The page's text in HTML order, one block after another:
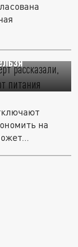
на